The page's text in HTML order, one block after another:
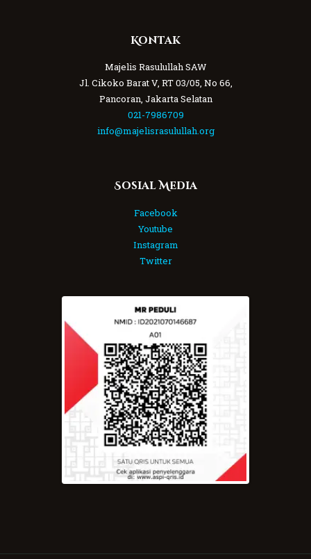
Kontak
Majelis Rasulullah SAW
Jl. Cikoko Barat V, RT 03/05, No 66,
Pancoran, Jakarta Selatan
021-7986709
info@majelisrasulullah.org
Sosial Media
Facebook
Youtube
Instagram
Twitter